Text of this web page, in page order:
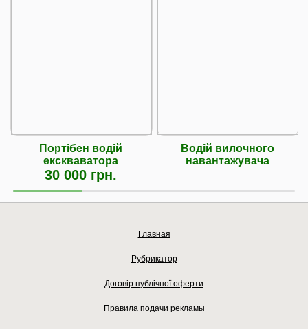
Портібен водій
екскваватора
30 000 грн.
Водій вилочного
навантажувача
Главная
Рубрикатор
Договір публічної оферти
Правила подачи рекламы